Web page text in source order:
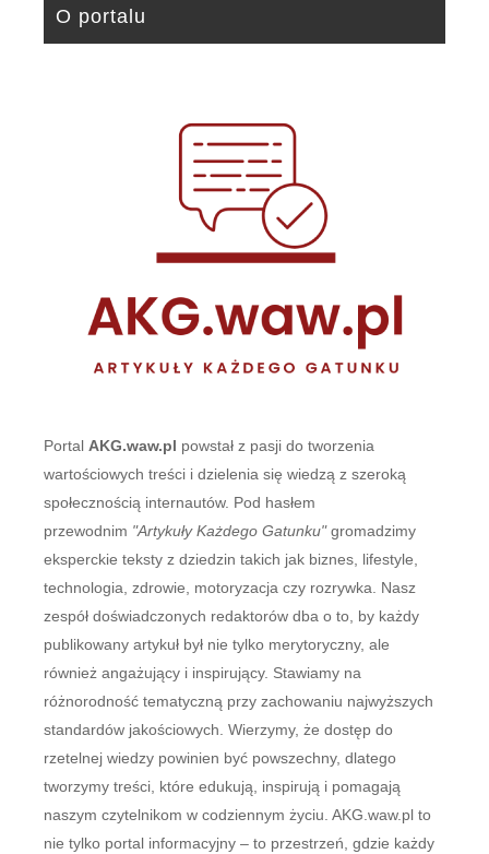
O portalu
PortalAKG.waw.pl powstał z pasji do tworzenia
wartościowych treści i dzielenia się wiedzą z szeroką
społecznością internautów. Pod hasłem
przewodnim "Artykuły Każdego Gatunku"gromadzimy
eksperckie teksty z dziedzin takich jak biznes, lifestyle,
technologia, zdrowie, motoryzacja czy rozrywka. Nasz
zespół doświadczonych redaktorów dba o to, by każdy
publikowany artykuł był nie tylko merytoryczny, ale
również angażujący i inspirujący. Stawiamy na
różnorodność tematyczną przy zachowaniu najwyższych
standardów jakościowych. Wierzymy, że dostęp do
rzetelnej wiedzy powinien być powszechny, dlatego
tworzymy treści, które edukują, inspirują i pomagają
naszym czytelnikom w codziennym życiu. AKG.waw.pl to
nie tylko portal informacyjny – to przestrzeń, gdzie każdy